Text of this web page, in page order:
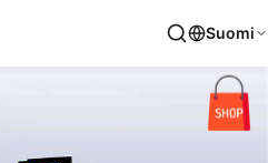
Suomi